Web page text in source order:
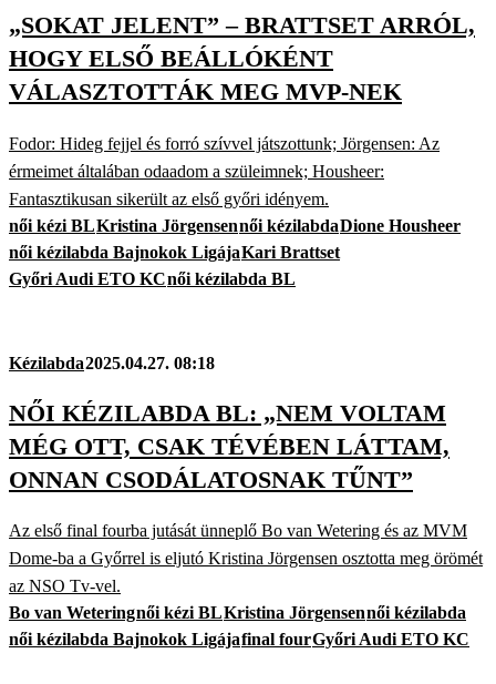
„SOKAT JELENT” – BRATTSET ARRÓL,
HOGY ELSŐ BEÁLLÓKÉNT
VÁLASZTOTTÁK MEG MVP-NEK
Fodor: Hideg fejjel és forró szívvel játszottunk; Jörgensen: Az
érmeimet általában odaadom a szüleimnek; Housheer:
Fantasztikusan sikerült az első győri idényem.
női kézi BLKristina Jörgensennői kézilabdaDione Housheer
női kézilabda Bajnokok LigájaKari Brattset
Győri Audi ETO KCnői kézilabda BL
Kézilabda2025.04.27. 08:18
NŐI KÉZILABDA BL: „NEM VOLTAM
MÉG OTT, CSAK TÉVÉBEN LÁTTAM,
ONNAN CSODÁLATOSNAK TŰNT”
Az első final fourba jutását ünneplő Bo van Wetering és az MVM
Dome-ba a Győrrel is eljutó Kristina Jörgensen osztotta meg örömét
az NSO Tv-vel.
Bo van Weteringnői kézi BLKristina Jörgensennői kézilabda
női kézilabda Bajnokok Ligájafinal fourGyőri Audi ETO KC